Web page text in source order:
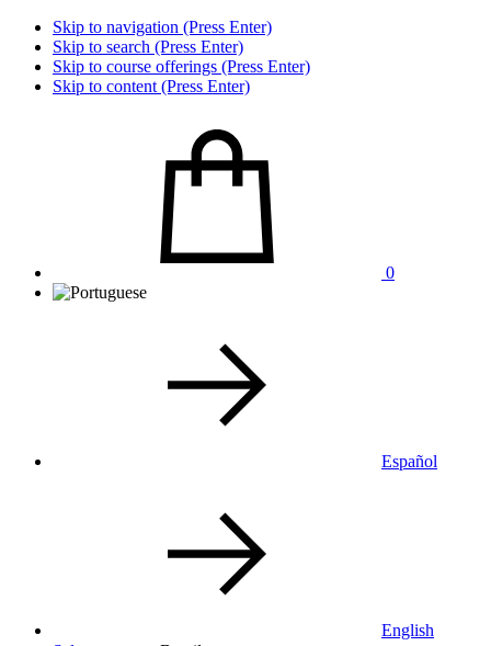
Skip to navigation (Press Enter)
Skip to search (Press Enter)
Skip to course offerings (Press Enter)
Skip to content (Press Enter)
0
Español
English